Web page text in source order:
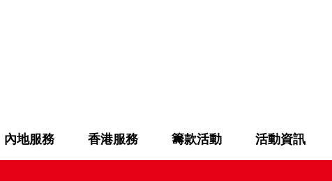
內地服務 香港服務 籌款活動 活動資訊